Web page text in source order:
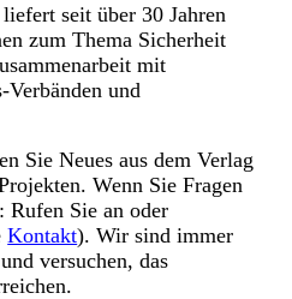
liefert seit über 30 Jahren
zum Thema Sicherheit
mit
Verbänden und
Sie Neues aus dem Verlag
Wenn Sie Fragen
Rufen Sie an oder
Kontakt). Wir sind immer
versuchen, das